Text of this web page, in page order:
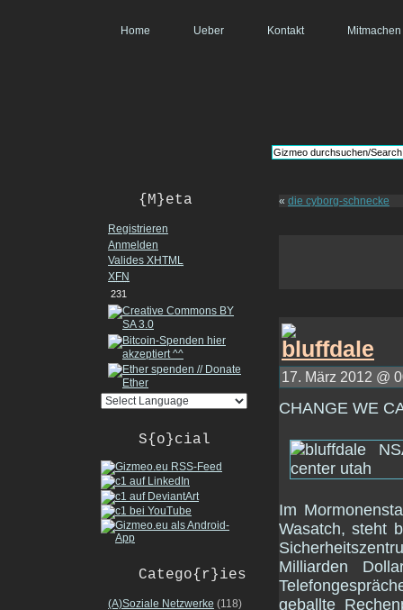
Home Ueber Kontakt Mitmachen
{M}eta
Registrieren
Anmelden
Valides XHTML
XFN
231
S{o}cial
Catego{r}ies
(A)Soziale Netzwerke (118)
« die cyborg-schnecke
17. März 2012 @
CHANGE WE
Im
Wasatch, steht
Milliarden
geballte